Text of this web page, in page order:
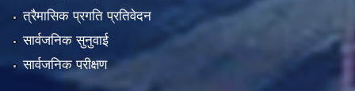
त्रैमासिक प्रगति प्रतिवेदन
सार्वजनिक सुनुवाई
सार्वजनिक परीक्षण